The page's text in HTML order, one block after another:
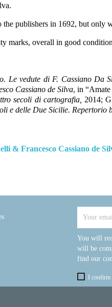
publishers in 1692, but only
marks, overall in good
Le vedute di F. Cassiano Da
Cassiano de Silva, in “Amate
secoli di cartografia, 2014;
e delle Due Sicilie. Repertorio
& Francesco Cassiano de
You will
will be
find our
I confirm